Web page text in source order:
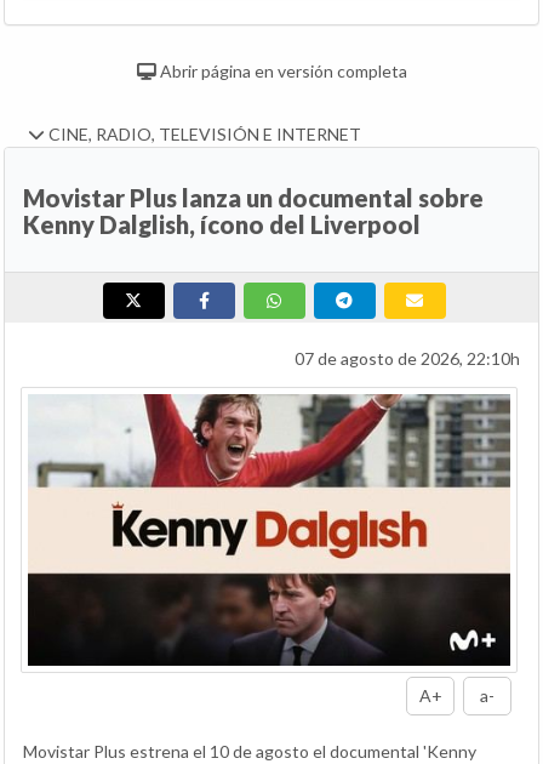
Abrir página en versión completa
CINE, RADIO, TELEVISIÓN E INTERNET
Movistar Plus lanza un documental sobre
Kenny Dalglish, ícono del Liverpool
07 de agosto de 2026, 22:10h
A+ a-
Movistar Plus estrena el 10 de agosto el documental 'Kenny